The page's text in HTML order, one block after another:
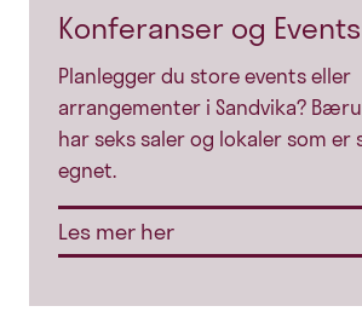
Konferanser og Events
Planlegger du store events eller
arrangementer i Sandvika?
har seks saler og lokaler som
egnet.
Les mer her